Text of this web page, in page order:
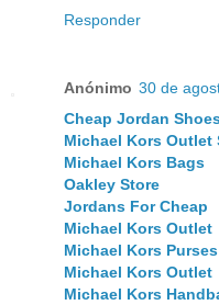
Responder
Anónimo 30 de
Cheap Jordan
Michael Kors Outlet
Michael Kors Bags
Oakley Store
Jordans For Cheap
Michael Kors Outlet
Michael Kors Purses
Michael Kors Outlet
Michael Kors